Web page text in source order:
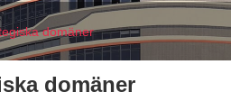
domäner
domäner